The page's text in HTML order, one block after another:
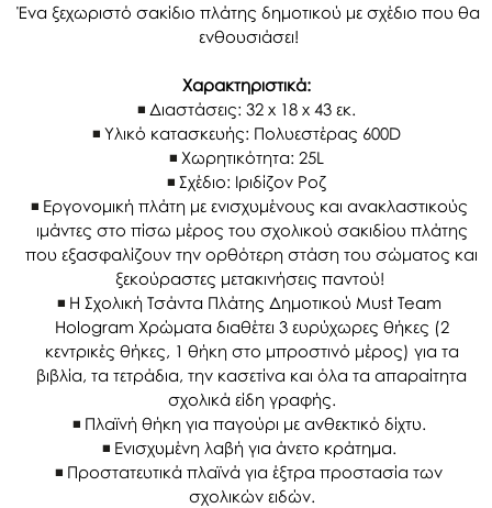
Ένα ξεχωριστό σακίδιο πλάτης δημοτικού με σχέδιο που θα
ενθουσιάσει!
Χαρακτηριστικά:
Διαστάσεις: 32 x 18 x 43 εκ.
Υλικό κατασκευής: Πολυεστέρας 600D
Χωρητικότητα: 25L
Σχέδιο: Ιριδίζον Ροζ
Εργονομική πλάτη με ενισχυμένους και ανακλαστικούς
ιμάντες στο πίσω μέρος του σχολικού σακιδίου πλάτης
που εξασφαλίζουν την ορθότερη στάση του σώματος και
ξεκούραστες μετακινήσεις παντού!
Η Σχολική Τσάντα Πλάτης Δημοτικού Must Team
Hologram Χρώματα διαθέτει 3 ευρύχωρες θήκες (2
κεντρικές θήκες, 1 θήκη στο μπροστινό μέρος) για τα
βιβλία, τα τετράδια, την κασετίνα και όλα τα απαραίτητα
σχολικά είδη γραφής.
Πλαϊνή θήκη για παγούρι με ανθεκτικό δίχτυ.
Ενισχυμένη λαβή για άνετο κράτημα.
Προστατευτικά πλαϊνά για έξτρα προστασία των
σχολικών ειδών.